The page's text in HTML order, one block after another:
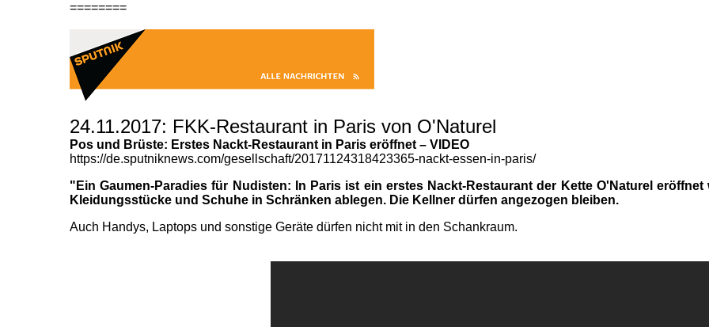
========
24.11.2017: FKK-Restaurant in Paris von O'Naturel
Pos und Brüste: Erstes Nackt-Restaurant in Paris eröffnet – VIDEO
https://de.sputniknews.com/gesellschaft/20171124318423365-nackt-essen-in-paris/
"Ein Gaumen-Paradies für Nudisten: In Paris ist ein erstes Nackt-Restaurant der Kette O'Naturel
Kleidungsstücke und Schuhe in Schränken ablegen. Die Kellner dürfen angezogen bleiben.
Auch Handys, Laptops und sonstige Geräte dürfen nicht mit in den Schankraum.